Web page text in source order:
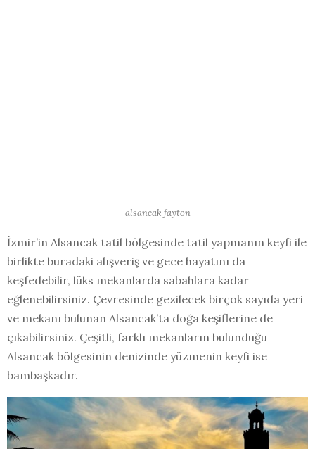
alsancak fayton
İzmir’in Alsancak tatil bölgesinde tatil yapmanın keyfi ile
birlikte buradaki alışveriş ve gece hayatını da
keşfedebilir, lüks mekanlarda sabahlara kadar
eğlenebilirsiniz. Çevresinde gezilecek birçok sayıda yeri
ve mekanı bulunan Alsancak’ta doğa keşiflerine de
çıkabilirsiniz. Çeşitli, farklı mekanların bulunduğu
Alsancak bölgesinin denizinde yüzmenin keyfi ise
bambaşkadır.